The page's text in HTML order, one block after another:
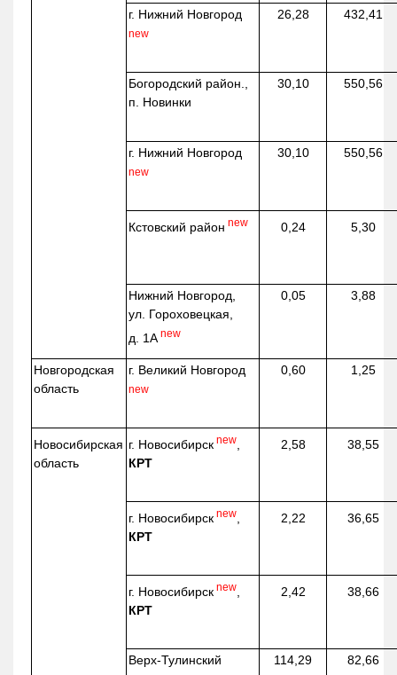
г. Нижний Новгород
new
26,28 432,41
Богородский район.,
п. Новинки
30,10 550,56
г. Нижний Новгород
new
30,10 550,56
Кстовский район new 0,24 5,30
Нижний Новгород,
ул. Гороховецкая,
д. 1А new
0,05 3,88
Новгородская
область
г. Великий Новгород
new
0,60 1,25
Новосибирская
область
г. Новосибирск new
КРТ
2,58 38,55
г. Новосибирск new
КРТ
2,22 36,65
г. Новосибирск new
КРТ
2,42 38,66
Верх-Тулинский 114,29 82,66